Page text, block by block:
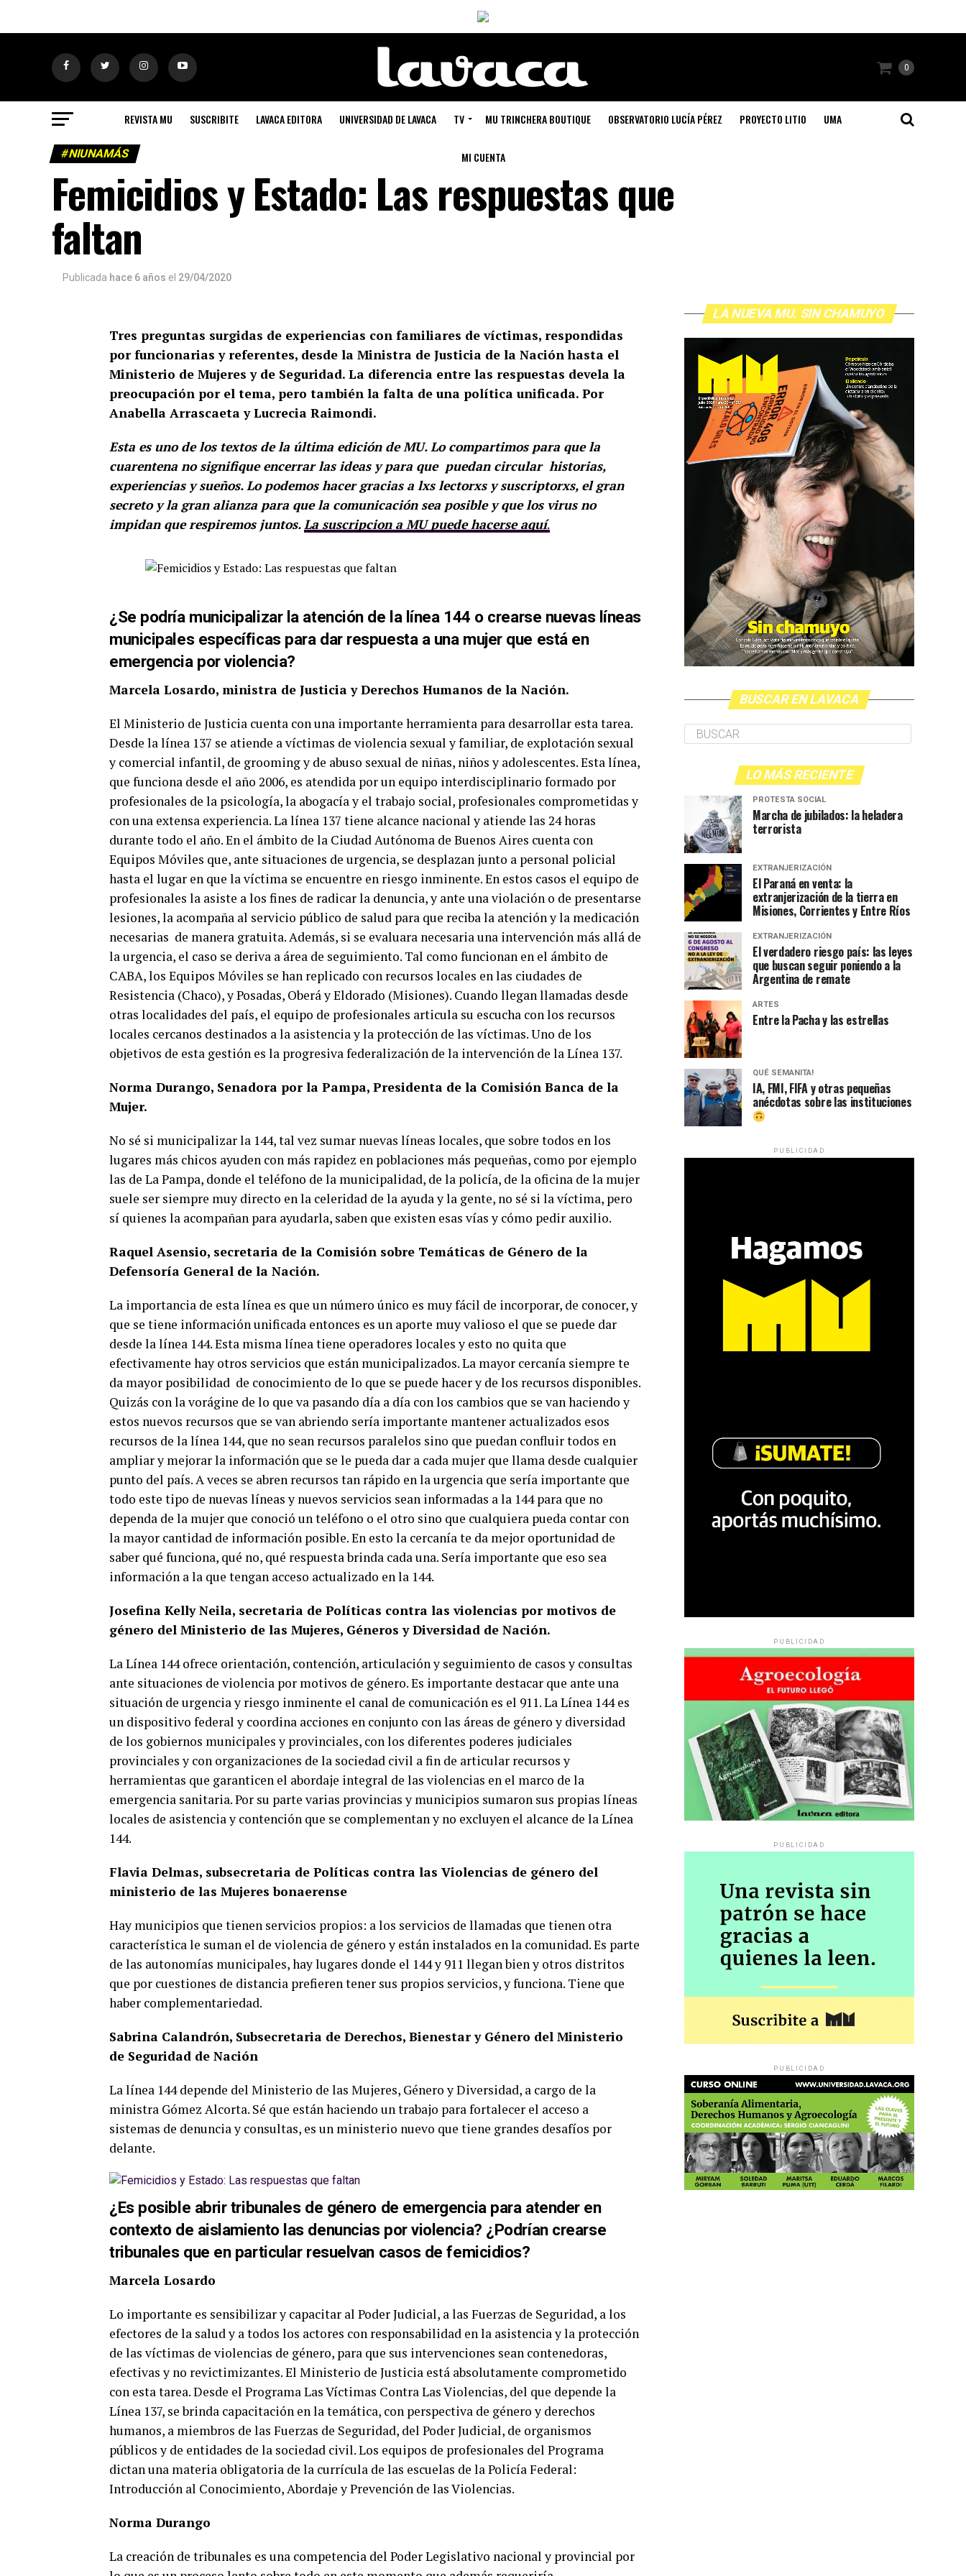
0
REVISTA MU SUSCRIBITE LAVACA EDITORA UNIVERSIDAD DE LAVACA TV MU TRINCHERA BOUTIQUE OBSERVATORIO LUCÍA PÉREZ PROYECTO LITIO UMA
MI CUENTA
#NIUNAMÁS
Femicidios y Estado: Las respuestas que
faltan
Publicada hace 6 años el 29/04/2020
Tres preguntas surgidas de experiencias con familiares de víctimas, respondidas
por funcionarias y referentes, desde la Ministra de Justicia de la Nación hasta el
Ministerio de Mujeres y de Seguridad. La diferencia entre las respuestas devela la
preocupación por el tema, pero también la falta de una política unificada. Por
Anabella Arrascaeta y Lucrecia Raimondi.
Esta es uno de los textos de la última edición de MU. Lo compartimos para que la
cuarentena no signifique encerrar las ideas y para que puedan circular historias,
experiencias y sueños. Lo podemos hacer gracias a lxs lectorxs y suscriptorxs, el gran
secreto y la gran alianza para que la comunicación sea posible y que los virus no
impidan que respiremos juntos.La suscripcion a MU puede hacerse aquí.
¿Se podría municipalizar la atención de la línea 144 o crearse nuevas líneas
municipales específicas para dar respuesta a una mujer que está en
emergencia por violencia?
Marcela Losardo, ministra de Justicia y Derechos Humanos de la Nación.
El Ministerio de Justicia cuenta con una importante herramienta para desarrollar esta tarea.
Desde la línea 137 se atiende a víctimas de violencia sexual y familiar, de explotación sexual
y comercial infantil, de grooming y de abuso sexual de niñas, niños y adolescentes. Esta línea,
que funciona desde el año 2006, es atendida por un equipo interdisciplinario formado por
profesionales de la psicología, la abogacía y el trabajo social, profesionales comprometidas y
con una extensa experiencia. La línea 137 tiene alcance nacional y atiende las 24 horas
durante todo el año. En el ámbito de la Ciudad Autónoma de Buenos Aires cuenta con
Equipos Móviles que, ante situaciones de urgencia, se desplazan junto a personal policial
hasta el lugar en que la víctima se encuentre en riesgo inminente. En estos casos el equipo de
profesionales la asiste a los fines de radicar la denuncia, y ante una violación o de presentarse
lesiones, la acompaña al servicio público de salud para que reciba la atención y la medicación
necesarias de manera gratuita. Además, si se evaluara necesaria una intervención más allá de
la urgencia, el caso se deriva a área de seguimiento. Tal como funcionan en el ámbito de
CABA, los Equipos Móviles se han replicado con recursos locales en las ciudades de
Resistencia (Chaco), y Posadas, Oberá y Eldorado (Misiones). Cuando llegan llamadas desde
otras localidades del país, el equipo de profesionales articula su escucha con los recursos
locales cercanos destinados a la asistencia y la protección de las víctimas. Uno de los
objetivos de esta gestión es la progresiva federalización de la intervención de la Línea 137.
Norma Durango, Senadora por la Pampa, Presidenta de la Comisión Banca de la
Mujer.
No sé si municipalizar la 144, tal vez sumar nuevas líneas locales, que sobre todos en los
lugares más chicos ayuden con más rapidez en poblaciones más pequeñas, como por ejemplo
las de La Pampa, donde el teléfono de la municipalidad, de la policía, de la oficina de la mujer
suele ser siempre muy directo en la celeridad de la ayuda y la gente, no sé si la víctima, pero
sí quienes la acompañan para ayudarla, saben que existen esas vías y cómo pedir auxilio.
Raquel Asensio, secretaria de la Comisión sobre Temáticas de Género de la
Defensoría General de la Nación.
La importancia de esta línea es que un número único es muy fácil de incorporar, de conocer, y
que se tiene información unificada entonces es un aporte muy valioso el que se puede dar
desde la línea 144. Esta misma línea tiene operadores locales y esto no quita que
efectivamente hay otros servicios que están municipalizados. La mayor cercanía siempre te
da mayor posibilidad de conocimiento de lo que se puede hacer y de los recursos disponibles.
Quizás con la vorágine de lo que va pasando día a día con los cambios que se van haciendo y
estos nuevos recursos que se van abriendo sería importante mantener actualizados esos
recursos de la línea 144, que no sean recursos paralelos sino que puedan confluir todos en
ampliar y mejorar la información que se le pueda dar a cada mujer que llama desde cualquier
punto del país. A veces se abren recursos tan rápido en la urgencia que sería importante que
todo este tipo de nuevas líneas y nuevos servicios sean informadas a la 144 para que no
dependa de la mujer que conoció un teléfono o el otro sino que cualquiera pueda contar con
la mayor cantidad de información posible. En esto la cercanía te da mejor oportunidad de
saber qué funciona, qué no, qué respuesta brinda cada una. Sería importante que eso sea
información a la que tengan acceso actualizado en la 144.
Josefina Kelly Neila, secretaria de Políticas contra las violencias por motivos de
género del Ministerio de las Mujeres, Géneros y Diversidad de Nación.
La Línea 144 ofrece orientación, contención, articulación y seguimiento de casos y consultas
ante situaciones de violencia por motivos de género. Es importante destacar que ante una
situación de urgencia y riesgo inminente el canal de comunicación es el 911. La Línea 144 es
un dispositivo federal y coordina acciones en conjunto con las áreas de género y diversidad
de los gobiernos municipales y provinciales, con los diferentes poderes judiciales
provinciales y con organizaciones de la sociedad civil a fin de articular recursos y
herramientas que garanticen el abordaje integral de las violencias en el marco de la
emergencia sanitaria. Por su parte varias provincias y municipios sumaron sus propias líneas
locales de asistencia y contención que se complementan y no excluyen el alcance de la Línea
144.
Flavia Delmas, subsecretaria de Políticas contra las Violencias de género del
ministerio de las Mujeres bonaerense
Hay municipios que tienen servicios propios: a los servicios de llamadas que tienen otra
característica le suman el de violencia de género y están instalados en la comunidad. Es parte
de las autonomías municipales, hay lugares donde el 144 y 911 llegan bien y otros distritos
que por cuestiones de distancia prefieren tener sus propios servicios, y funciona. Tiene que
haber complementariedad.
Sabrina Calandrón, Subsecretaria de Derechos, Bienestar y Género del Ministerio
de Seguridad de Nación
La línea 144 depende del Ministerio de las Mujeres, Género y Diversidad, a cargo de la
ministra Gómez Alcorta. Sé que están haciendo un trabajo para fortalecer el acceso a
sistemas de denuncia y consultas, es un ministerio nuevo que tiene grandes desafíos por
delante.
¿Es posible abrir tribunales de género de emergencia para atender en
contexto de aislamiento las denuncias por violencia? ¿Podrían crearse
tribunales que en particular resuelvan casos de femicidios?
Marcela Losardo
Lo importante es sensibilizar y capacitar al Poder Judicial, a las Fuerzas de Seguridad, a los
efectores de la salud y a todos los actores con responsabilidad en la asistencia y la protección
de las víctimas de violencias de género, para que sus intervenciones sean contenedoras,
efectivas y no revictimizantes. El Ministerio de Justicia está absolutamente comprometido
con esta tarea. Desde el Programa Las Víctimas Contra Las Violencias, del que depende la
Línea 137, se brinda capacitación en la temática, con perspectiva de género y derechos
humanos, a miembros de las Fuerzas de Seguridad, del Poder Judicial, de organismos
públicos y de entidades de la sociedad civil. Los equipos de profesionales del Programa
dictan una materia obligatoria de la currícula de las escuelas de la Policía Federal:
Introducción al Conocimiento, Abordaje y Prevención de las Violencias.
Norma Durango
La creación de tribunales es una competencia del Poder Legislativo nacional y provincial por
LA NUEVA MU. SIN CHAMUYO
BUSCAR EN LAVACA
LO MÁS RECIENTE
PROTESTA SOCIAL
Marcha de jubilados: la heladera
terrorista
EXTRANJERIZACIÓN
El Paraná en venta: la
extranjerización de la tierra en
Misiones, Corrientes y Entre Ríos
EXTRANJERIZACIÓN
El verdadero riesgo país: las leyes
que buscan seguir poniendo a la
Argentina de remate
ARTES
Entre la Pacha y las estrellas
QUÉ SEMANITA!
IA, FMI, FIFA y otras pequeñas
anécdotas sobre las instituciones
PUBLICIDAD
PUBLICIDAD
PUBLICIDAD
PUBLICIDAD